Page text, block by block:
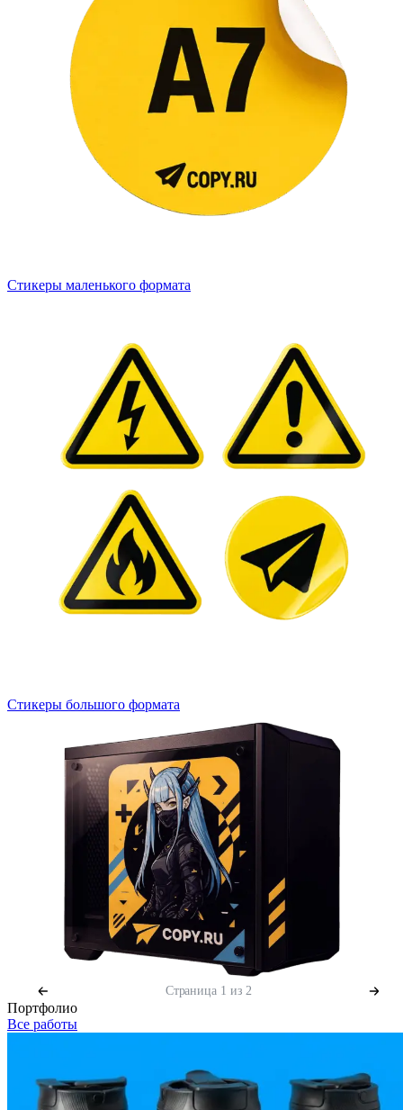
Стикеры маленького формата
Стикеры большого формата
Страница 1 из 2
Портфолио
Все работы